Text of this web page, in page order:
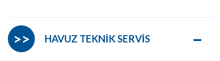
HAVUZ TEKNİK SERVİS –
>>